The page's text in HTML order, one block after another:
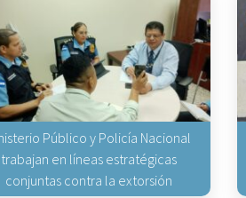
Público y Policía Nacional
trabajan en líneas estratégicas
conjuntas contra la extorsión